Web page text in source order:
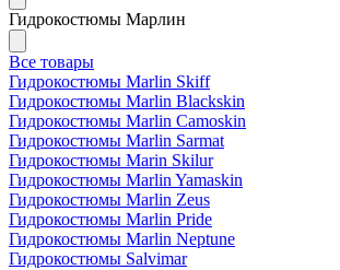
Гидрокостюмы Марлин
Все товары
Гидрокостюмы Marlin Skiff
Гидрокостюмы Marlin Blackskin
Гидрокостюмы Marlin Camoskin
Гидрокостюмы Marlin Sarmat
Гидрокостюмы Marin Skilur
Гидрокостюмы Marlin Yamaskin
Гидрокостюмы Marlin Zeus
Гидрокостюмы Marlin Pride
Гидрокостюмы Marlin Neptune
Гидрокостюмы Salvimar